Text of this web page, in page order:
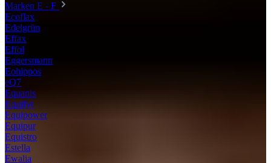
Marken E - F
Ecoflax
Edelgrün
Effax
Effol
Eggersmann
Eohippos
eQ7
Equanis
Equifyt
Equipower
Equipur
Equistro
Estella
Ewalia